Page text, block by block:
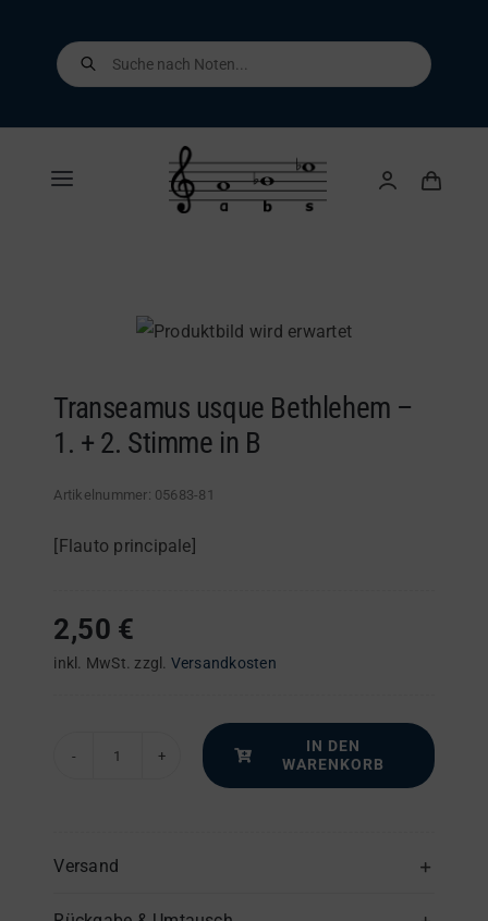
content
Products
search
Toggle
Kontakt
Transeamus usque Bethlehem –
1. + 2. Stimme in B
Artikelnummer: 05683-81
[Flauto principale]
2,50 €
inkl. MwSt. zzgl. Versandkosten
Transeamus
–
IN DEN
WARENKORB
Versand